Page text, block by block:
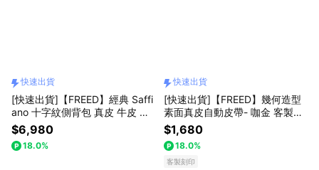
快速出貨
[快速出貨]【FREED】經典 Saffi
ano 十字紋側背包 真皮 牛皮 生
日禮物 送禮推薦 男生禮物 現貨
巨蟹座 禮物獨家 新品上市 壽星
禮物 客製化刻字 獅子座
$6,980
18.0%
快速出貨
[快速出貨]【FREED】幾何造型
素面真皮自動皮帶- 咖金 客製化
刻字 生日禮物 送禮推薦 男生禮
物 禮物獨家 新品上市 送給男生
真皮皮帶 上班族禮物 巨蟹座 獅
子座
$1,680
18.0%
客製刻印